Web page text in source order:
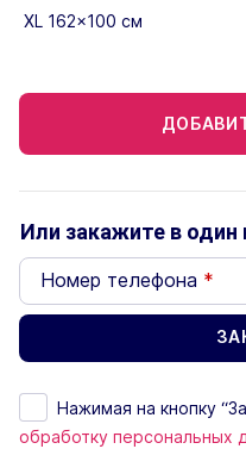
XL 162x100 см
Или закажите в один
Номер телефона *
Нажимая на кнопку
обработку персональных